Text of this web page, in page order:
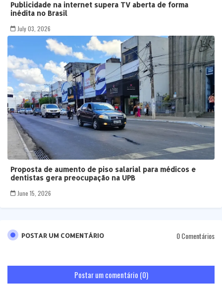
Publicidade na internet supera TV aberta de forma
inédita no Brasil
July 03, 2026
Proposta de aumento de piso salarial para médicos e
dentistas gera preocupação na UPB
June 15, 2026
POSTAR UM COMENTÁRIO 0 Comentários
Postar um comentário (0)